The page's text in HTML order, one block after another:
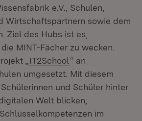
e.V., Schulen,
Wirtschaftspartnern sowie dem
Ziel des Hubs ist es,
MINT-Fächer zu wecken.
„
IT2School“ an
umgesetzt. Mit diesem
und Schüler hinter
Welt blicken,
im